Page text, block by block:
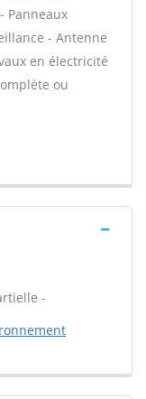
Panneaux
- Antenne
en électricité
ou
-